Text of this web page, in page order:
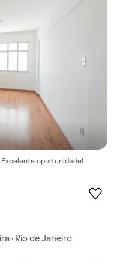
oportunidade!
· Rio de Janeiro